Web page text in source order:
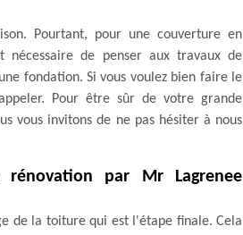
Pourtant, pour une couverture en
nécessaire de penser aux travaux de
fondation. Si vous voulez bien faire le
Pour être sûr de votre grande
vous invitons de ne pas hésiter à nous
par Mr Lagrenee
de la toiture qui est l'étape finale. Cela